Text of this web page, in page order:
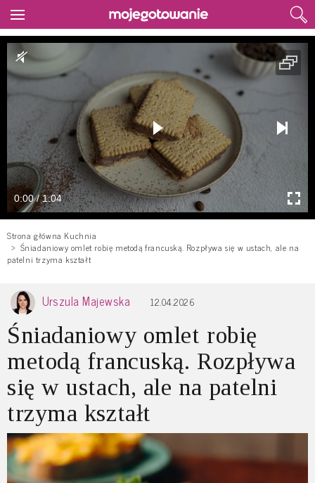
0:00 / 1:04
Strona główna Kuchnia
Śniadaniowy omlet robię metodą francuską. Rozpływa się w ustach, ale na
patelni trzyma kształt
Urszula Majewska 12.04.2026
Śniadaniowy omlet robię
metodą francuską. Rozpływa
się w ustach, ale na patelni
trzyma kształt